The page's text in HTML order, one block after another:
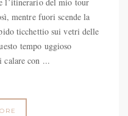
l’itinerario del mio tour
mentre fuori scende la
ticchettio sui vetri delle
tempo uggioso
calare con ...